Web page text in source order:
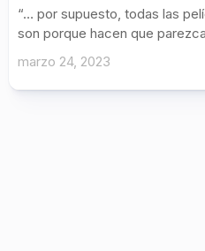
“… por supuesto, todas las
son porque hacen que
marzo 24, 2023